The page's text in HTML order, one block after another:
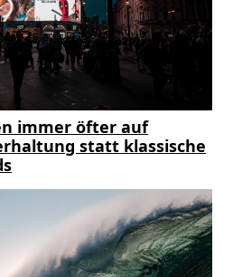
immer öfter auf
statt klassische